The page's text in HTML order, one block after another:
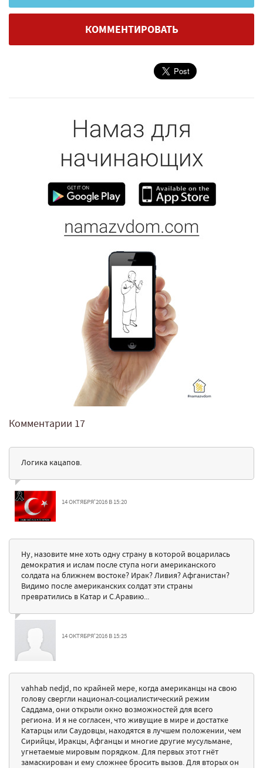
КОММЕНТИРОВАТЬ
Комментарии 17
Логика кацапов.
14 ОКТЯБРЯ'2016 В 15:20
Ну, назовите мне хоть одну страну в которой воцарилась
демократия и ислам после ступа ноги американского
солдата на ближнем востоке? Ирак? Ливия? Афганистан?
Видимо после американских солдат эти страны
превратились в Катар и С.Аравию...
14 ОКТЯБРЯ'2016 В 15:25
vahhab nedjd, по крайней мере, когда американцы на свою
голову свергли национал-социалистический режим
Саддама, они открыли окно возможностей для всего
региона. И я не согласен, что живущие в мире и достатке
Катарцы или Саудовцы, находятся в лучшем положении, чем
Сирийцы, Иракцы, Афганцы и многие другие мусульмане,
угнетаемые мировым порядком. Для первых этот гнёт
замаскирован и ему сложнее бросить вызов. Для вторых он